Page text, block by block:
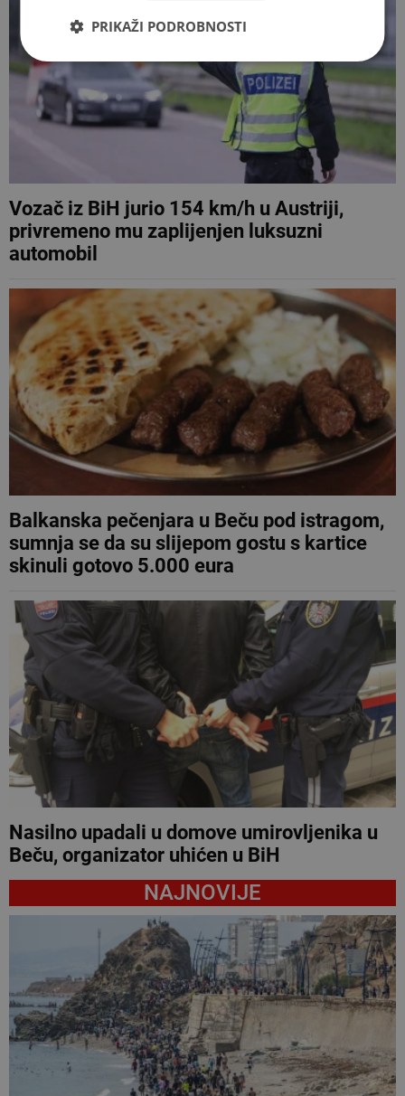
Vozač iz BiH jurio 154 km/h u Austriji,
privremeno mu zaplijenjen luksuzni
automobil
Balkanska pečenjara u Beču pod istragom,
sumnja se da su slijepom gostu s kartice
skinuli gotovo 5.000 eura
Nasilno upadali u domove umirovljenika u
Beču, organizator uhićen u BiH
NAJNOVIJE
PRIKAŽI PODROBNOSTI